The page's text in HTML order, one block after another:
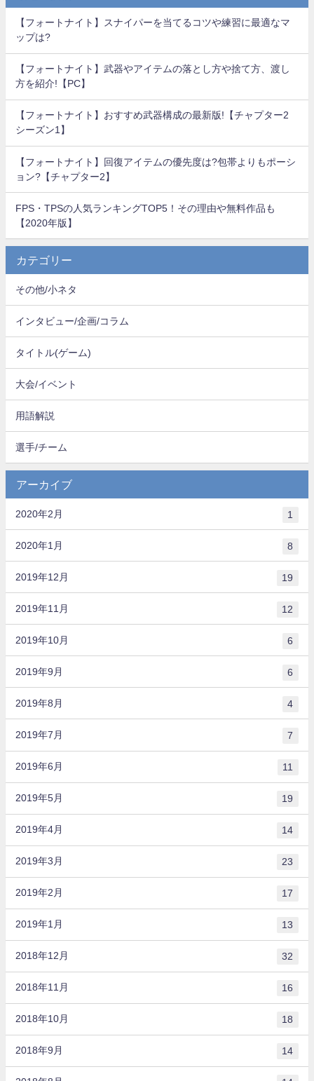
【フォートナイト】スナイパーを当てるコツや練習に最適なマ
ップは?
【フォートナイト】武器やアイテムの落とし方や捨て方、渡し
方を紹介!【PC】
【フォートナイト】おすすめ武器構成の最新版!【チャプター2
シーズン1】
【フォートナイト】回復アイテムの優先度は?包帯よりもポーシ
ョン?【チャプター2】
FPS・TPSの人気ランキングTOP5！その理由や無料作品も
【2020年版】
カテゴリー
その他/小ネタ
インタビュー/企画/コラム
タイトル(ゲーム)
大会/イベント
用語解説
選手/チーム
アーカイブ
2020年2月 1
2020年1月 8
2019年12月 19
2019年11月 12
2019年10月 6
2019年9月 6
2019年8月 4
2019年7月 7
2019年6月 11
2019年5月 19
2019年4月 14
2019年3月 23
2019年2月 17
2019年1月 13
2018年12月 32
2018年11月 16
2018年10月 18
2018年9月 14